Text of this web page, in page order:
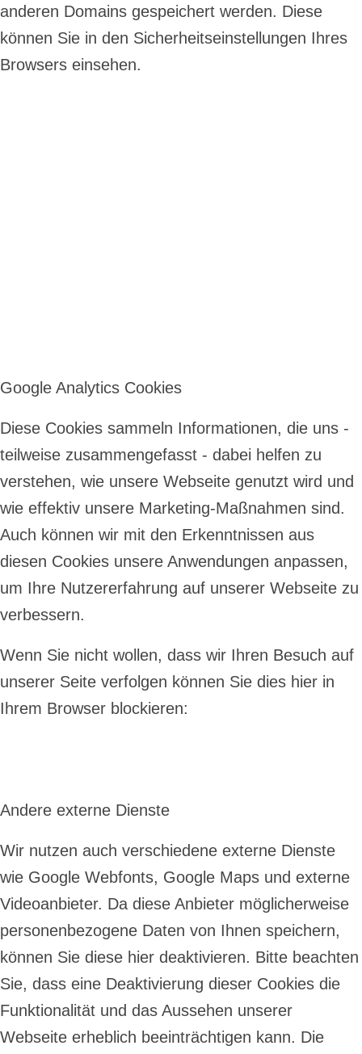
anderen Domains gespeichert werden. Diese
können Sie in den Sicherheitseinstellungen Ihres
Browsers einsehen.
Google Analytics Cookies
Diese Cookies sammeln Informationen, die uns -
teilweise zusammengefasst - dabei helfen zu
verstehen, wie unsere Webseite genutzt wird und
wie effektiv unsere Marketing-Maßnahmen sind.
Auch können wir mit den Erkenntnissen aus
diesen Cookies unsere Anwendungen anpassen,
um Ihre Nutzererfahrung auf unserer Webseite zu
verbessern.
Wenn Sie nicht wollen, dass wir Ihren Besuch auf
unserer Seite verfolgen können Sie dies hier in
Ihrem Browser blockieren:
Andere externe Dienste
Wir nutzen auch verschiedene externe Dienste
wie Google Webfonts, Google Maps und externe
Videoanbieter. Da diese Anbieter möglicherweise
personenbezogene Daten von Ihnen speichern,
können Sie diese hier deaktivieren. Bitte beachten
Sie, dass eine Deaktivierung dieser Cookies die
Funktionalität und das Aussehen unserer
Webseite erheblich beeinträchtigen kann. Die